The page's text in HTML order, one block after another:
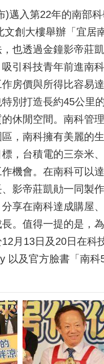
)邁入第22年的南部
文創大樓舉辦「宜居
也透過金鐘影帝莊
引科技青年前進南
房價與所得比容易
別打造長約45公里
休閒空間。南科管
，南科擁有美麗的
，台積電的三奈米
機會。在南科可以
影帝莊凱勛一同製
享在南科達成購屋
。值得一提的是，
月13日及20日在科
以及官方臉書「南科